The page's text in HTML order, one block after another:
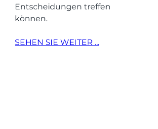
Entscheidungen treffen
können.
SEHEN SIE WEITER ...